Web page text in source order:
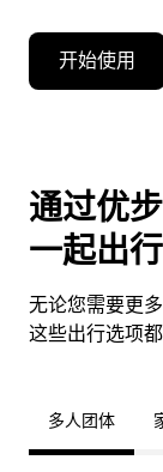
开始使用
通过优
一起出行
无论您需要更
这些出行选项
多人团体